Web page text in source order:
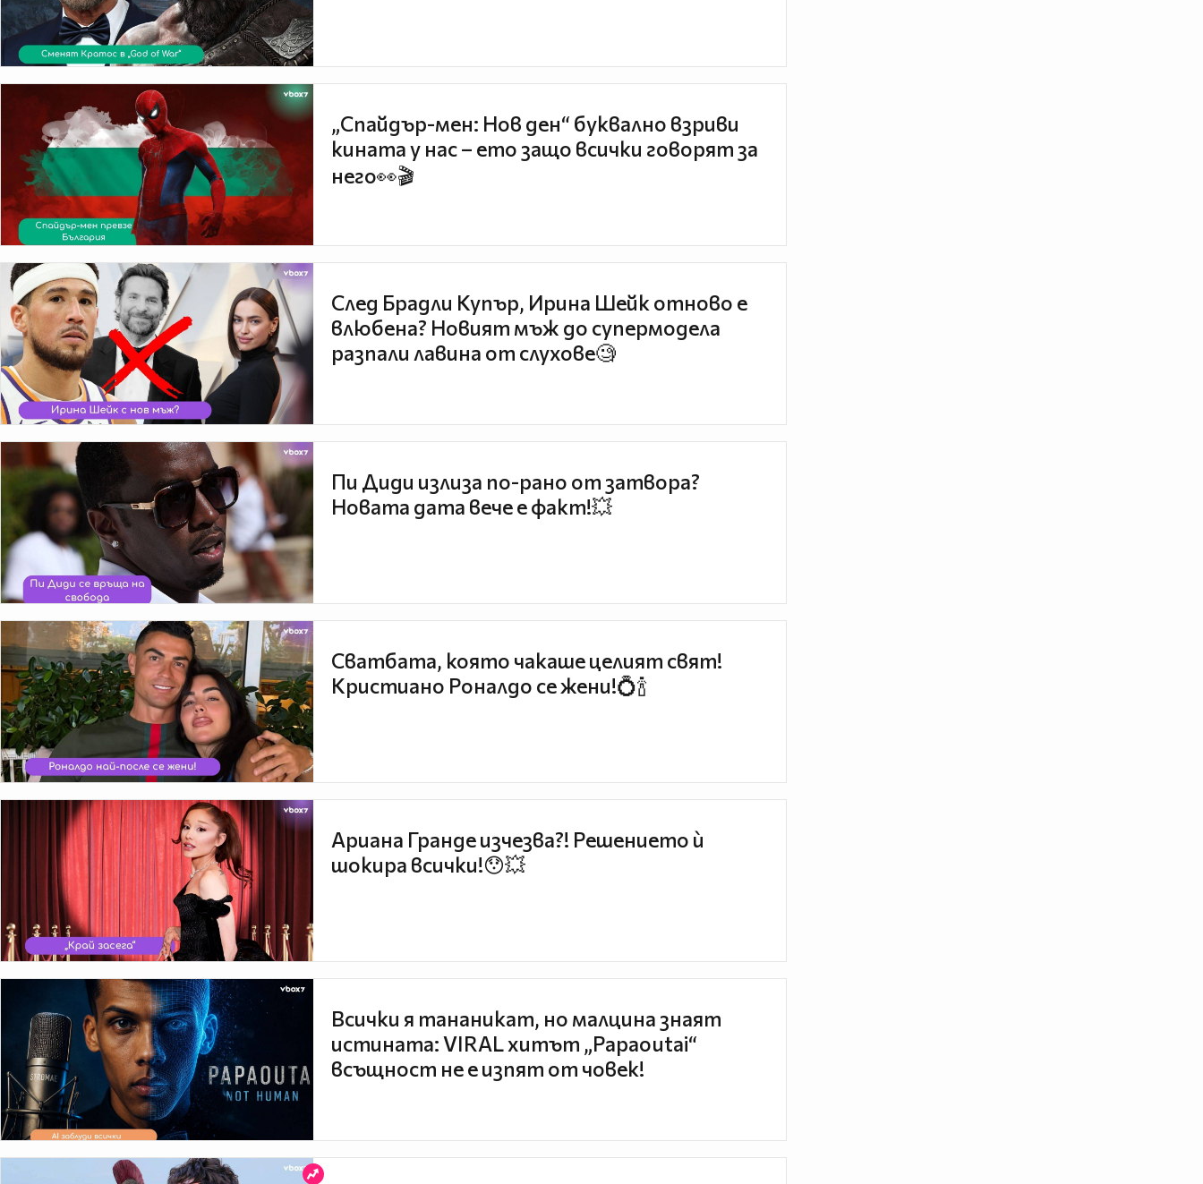
„Спайдър-мен: Нов ден“ буквално взриви
кината у нас – ето защо всички говорят за
него👀🎬
След Брадли Купър, Ирина Шейк отново е
влюбена? Новият мъж до супермодела
разпали лавина от слухове🧐
Пи Диди излиза по-рано от затвора?
Новата дата вече е факт!💥
Сватбата, която чакаше целият свят!
Кристиано Роналдо се жени!💍🍾
Ариана Гранде изчезва?! Решението ѝ
шокира всички!😯💥
Всички я тананикат, но малцина знаят
истината: VIRAL хитът „Papaoutai“
всъщност не е изпят от човек!